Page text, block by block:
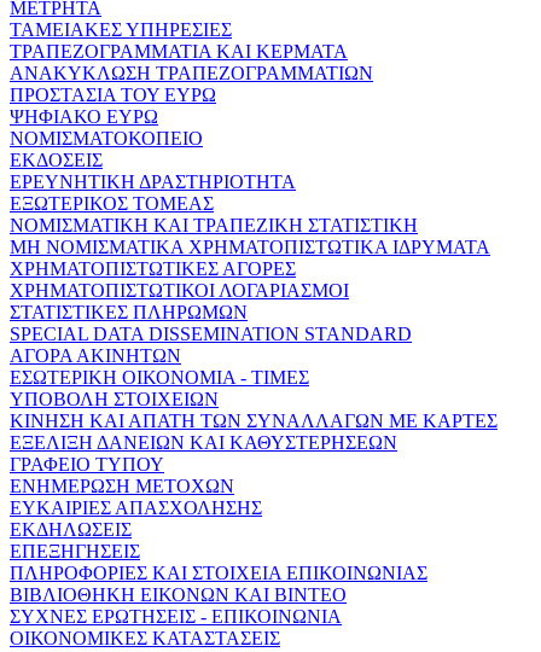
ΜΕΤΡΗΤΑ
ΤΑΜΕΙΑΚΕΣ ΥΠΗΡΕΣΙΕΣ
ΤΡΑΠΕΖΟΓΡΑΜΜΑΤΙΑ ΚΑΙ ΚΕΡΜΑΤΑ
ΑΝΑΚΥΚΛΩΣΗ ΤΡΑΠΕΖΟΓΡΑΜΜΑΤΙΩΝ
ΠΡΟΣΤΑΣΙΑ ΤΟΥ ΕΥΡΩ
ΨΗΦΙΑΚΟ ΕΥΡΩ
ΝΟΜΙΣΜΑΤΟΚΟΠΕΙΟ
ΕΚΔΟΣΕΙΣ
ΕΡΕΥΝΗΤΙΚΗ ΔΡΑΣΤΗΡΙΟΤΗΤΑ
ΕΞΩΤΕΡΙΚΟΣ ΤΟΜΕΑΣ
ΝΟΜΙΣΜΑΤΙΚΗ ΚΑΙ ΤΡΑΠΕΖΙΚΗ ΣΤΑΤΙΣΤΙΚΗ
ΜΗ ΝΟΜΙΣΜΑΤΙΚΑ ΧΡΗΜΑΤΟΠΙΣΤΩΤΙΚΑ ΙΔΡΥΜΑΤΑ
ΧΡΗΜΑΤΟΠΙΣΤΩΤΙΚΕΣ ΑΓΟΡΕΣ
ΧΡΗΜΑΤΟΠΙΣΤΩΤΙΚΟΙ ΛΟΓΑΡΙΑΣΜΟΙ
ΣΤΑΤΙΣΤΙΚΕΣ ΠΛΗΡΩΜΩΝ
SPECIAL DATA DISSEMINATION STANDARD
ΑΓΟΡΑ ΑΚΙΝΗΤΩΝ
ΕΣΩΤΕΡΙΚΗ ΟΙΚΟΝΟΜΙΑ - ΤΙΜΕΣ
ΥΠΟΒΟΛΗ ΣΤΟΙΧΕΙΩΝ
ΚΙΝΗΣΗ ΚΑΙ ΑΠΑΤΗ ΤΩΝ ΣΥΝΑΛΛΑΓΩΝ ΜΕ ΚΑΡΤΕΣ
ΕΞΕΛΙΞΗ ΔΑΝΕΙΩΝ ΚΑΙ ΚΑΘΥΣΤΕΡΗΣΕΩΝ
ΓΡΑΦΕΙΟ ΤΥΠΟΥ
ΕΝΗΜΕΡΩΣΗ ΜΕΤΟΧΩΝ
ΕΥΚΑΙΡΙΕΣ ΑΠΑΣΧΟΛΗΣΗΣ
ΕΚΔΗΛΩΣΕΙΣ
ΕΠΕΞΗΓΗΣΕΙΣ
ΠΛΗΡΟΦΟΡΙΕΣ ΚΑΙ ΣΤΟΙΧΕΙΑ ΕΠΙΚΟΙΝΩΝΙΑΣ
ΒΙΒΛΙΟΘΗΚΗ ΕΙΚΟΝΩΝ ΚΑΙ ΒΙΝΤΕΟ
ΣΥΧΝΕΣ ΕΡΩΤΗΣΕΙΣ - ΕΠΙΚΟΙΝΩΝΙΑ
ΟΙΚΟΝΟΜΙΚΕΣ ΚΑΤΑΣΤΑΣΕΙΣ